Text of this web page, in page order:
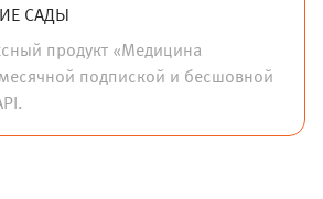
САДЫ
продукт «Медицина
подпиской и бесшовной